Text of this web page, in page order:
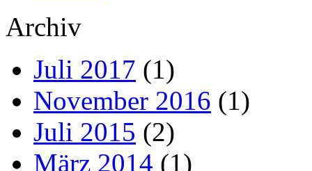
Archiv
Juli 2017 (1)
November 2016 (1)
Juli 2015 (2)
März 2014 (1)